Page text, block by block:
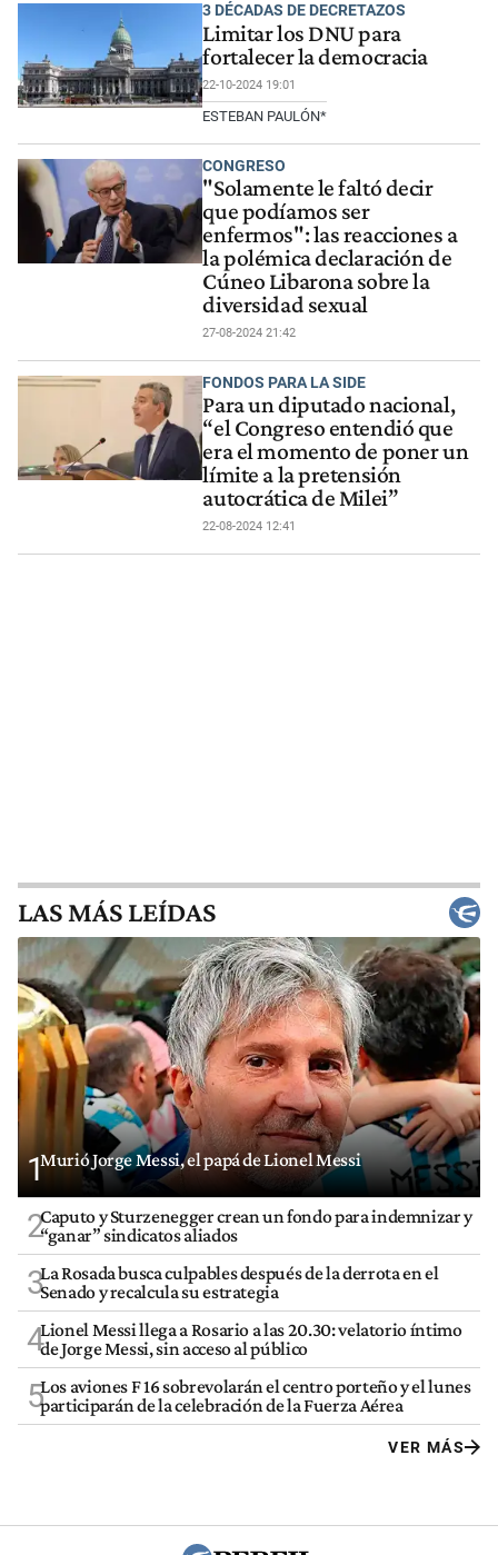
3 DÉCADAS DE DECRETAZOS
Limitar los DNU para
fortalecer la democracia
22-10-2024 19:01
ESTEBAN PAULÓN*
CONGRESO
"Solamente le faltó decir
que podíamos ser
enfermos": las reacciones a
la polémica declaración de
Cúneo Libarona sobre la
diversidad sexual
27-08-2024 21:42
FONDOS PARA LA SIDE
Para un diputado nacional,
“el Congreso entendió que
era el momento de poner un
límite a la pretensión
autocrática de Milei”
22-08-2024 12:41
LAS MÁS LEÍDAS
1Murió Jorge Messi, el papá de Lionel Messi
2Caputo y Sturzenegger crean un fondo para indemnizar y
“ganar” sindicatos aliados
3La Rosada busca culpables después de la derrota en el
Senado y recalcula su estrategia
4Lionel Messi llega a Rosario a las 20.30: velatorio íntimo
de Jorge Messi, sin acceso al público
5Los aviones F 16 sobrevolarán el centro porteño y el lunes
participarán de la celebración de la Fuerza Aérea
VER MÁS